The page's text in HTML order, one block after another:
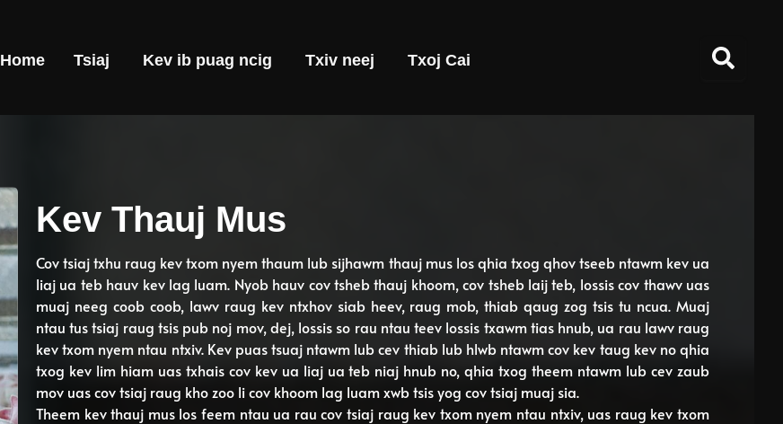
Home Tsiaj Kev ib puag ncig Txiv neej Txoj Cai
Kev Thauj Mus
Cov tsiaj txhu raug kev txom nyem thaum lub sijhawm thauj mus los qhia txog qhov tseeb ntawm kev ua
liaj ua teb hauv kev lag luam. Nyob hauv cov tsheb thauj khoom, cov tsheb laij teb, lossis cov thawv uas
muaj neeg coob coob, lawv raug kev ntxhov siab heev, raug mob, thiab qaug zog tsis tu ncua. Muaj
ntau tus tsiaj raug tsis pub noj mov, dej, lossis so rau ntau teev lossis txawm tias hnub, ua rau lawv raug
kev txom nyem ntau ntxiv. Kev puas tsuaj ntawm lub cev thiab lub hlwb ntawm cov kev taug kev no qhia
txog kev lim hiam uas txhais cov kev ua liaj ua teb niaj hnub no, qhia txog theem ntawm lub cev zaub
mov uas cov tsiaj raug kho zoo li cov khoom lag luam xwb tsis yog cov tsiaj muaj sia.
Theem kev thauj mus los feem ntau ua rau cov tsiaj raug kev txom nyem ntau ntxiv, uas raug kev txom